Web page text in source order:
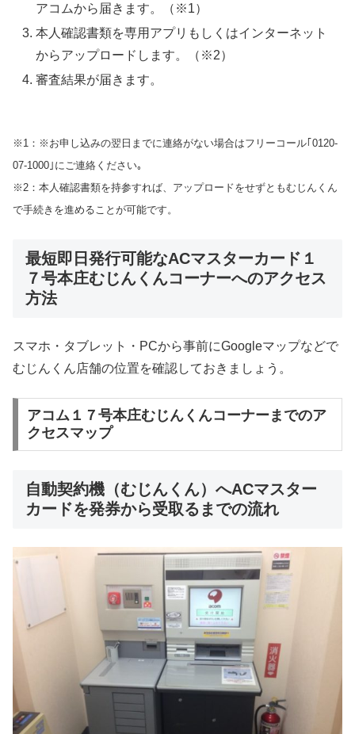
アコムから届きます。（※1）
本人確認書類を専用アプリもしくはインターネット
からアップロードします。（※2）
審査結果が届きます。
※1：※お申し込みの翌日までに連絡がない場合はフリーコール｢0120-
07-1000｣にご連絡ください｡
※2：本人確認書類を持参すれば、アップロードをせずともむじんくん
で手続きを進めることが可能です。
最短即日発行可能なACマスターカード１
７号本庄むじんくんコーナーへのアクセス
方法
スマホ・タブレット・PCから事前にGoogleマップなどで
むじんくん店舗の位置を確認しておきましょう。
アコム１７号本庄むじんくんコーナーまでのア
クセスマップ
自動契約機（むじんくん）へACマスター
カードを発券から受取るまでの流れ